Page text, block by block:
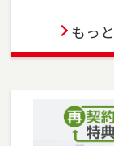
2025-04-24
多摩センタ
子市・町田
ださい。フ
お気軽にどう
もっ